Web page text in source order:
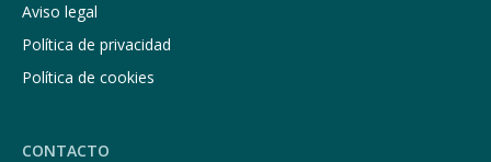
Aviso legal
Política de privacidad
Política de cookies
CONTACTO